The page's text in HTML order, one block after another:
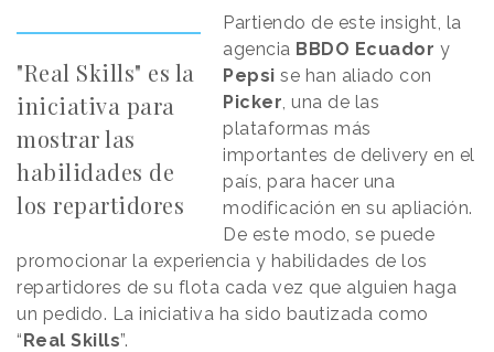
"Real Skills" es la
iniciativa para
mostrar las
habilidades de
los repartidores
Partiendo de este insight, la
agencia BBDO Ecuador y
Pepsi se han aliado con
Picker, una de las
plataformas más
importantes de delivery en el
país, para hacer una
modificación en su apliación.
De este modo, se puede
promocionar la experiencia y habilidades de los
repartidores de su flota cada vez que alguien haga
un pedido. La iniciativa ha sido bautizada como
“Real Skills”.